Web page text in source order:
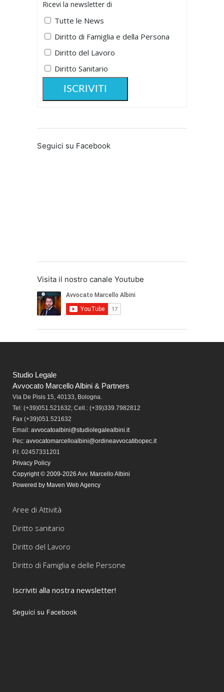
Ricevi la newsletter di
Tutte le News
Diritto di Famiglia e della Persona
Diritto del Lavoro
Diritto Sanitario
Seguici su Facebook
Visita il nostro canale Youtube
Studio Legale
Avvocato Marcello Albini & Partners
Via De Pisis 15, 40133, Bologna.
Tel: (+39)051.521632; Cell.: (+39)339.7982812
Fax (+39)051.521632
Email: avvocatoalbini@studiolegalealbini.it
Pec: avvocatomarcelloalbini@ordineavvocatibopec.it
P.I. 02457331201
Privacy Policy
Copyright © 2009-2026 Avv. Marcello Albini
Powered by Maven Web Agency
Aree di Attività
Diritto sanitario
Diritto del Lavoro
Diritto di Famiglia e delle Persone
Iscriviti alla nostra newsletter!
Seguici su Facebook